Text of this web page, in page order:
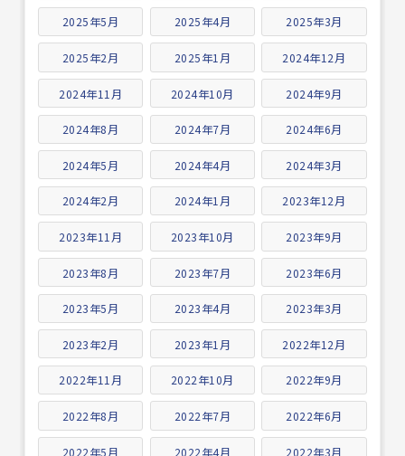
2025年5月 2025年4月 2025年3月
2025年2月 2025年1月 2024年12月
2024年11月 2024年10月 2024年9月
2024年8月 2024年7月 2024年6月
2024年5月 2024年4月 2024年3月
2024年2月 2024年1月 2023年12月
2023年11月 2023年10月 2023年9月
2023年8月 2023年7月 2023年6月
2023年5月 2023年4月 2023年3月
2023年2月 2023年1月 2022年12月
2022年11月 2022年10月 2022年9月
2022年8月 2022年7月 2022年6月
2022年5月 2022年4月 2022年3月